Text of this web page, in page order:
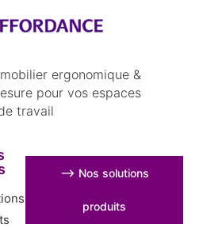
ergonomique &
pour vos espaces
travail
⟶ Nos solutions
produits